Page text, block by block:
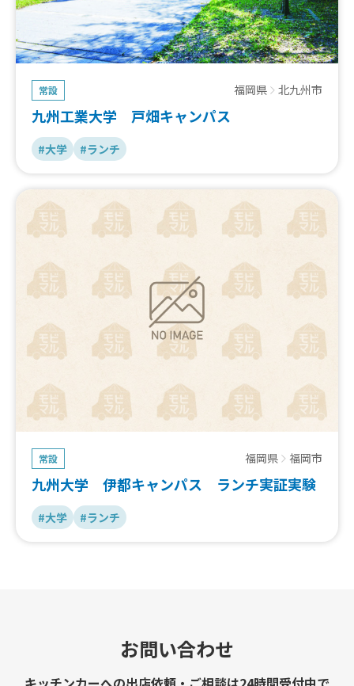
常設 福岡県 北九州市
九州工業大学 戸畑キャンパス
#大学 #ランチ
常設 福岡県 福岡市
九州大学 伊都キャンパス ランチ実証実験
#大学 #ランチ
お問い合わせ